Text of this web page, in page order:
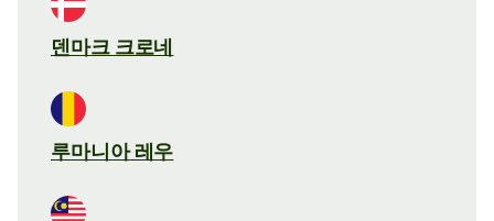
덴마크 크로네
루마니아 레우